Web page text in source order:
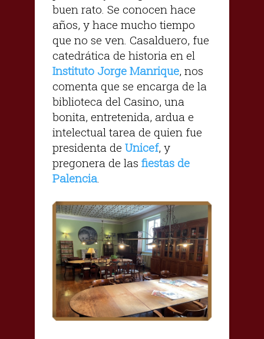
buen rato. Se conocen hace
años, y hace mucho tiempo
que no se ven. Casalduero, fue
catedrática de historia en el
Instituto Jorge Manrique, nos
comenta que se encarga de la
biblioteca del Casino, una
bonita, entretenida, ardua e
intelectual tarea de quien fue
presidenta de Unicef, y
pregonera de las fiestas de
Palencia